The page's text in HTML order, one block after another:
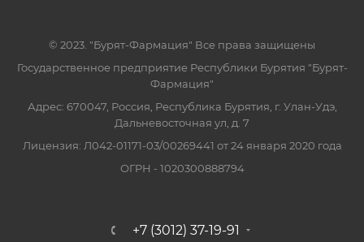
© 2023. "Бурят-Фармация" Все права защищены
Государственное предприятие Республики Бурятия "Бурят-
Фармация"
Адрес: 670047, Россия, Республика Бурятия, г. Улан-Удэ,
Дальневосточная ул, д. 7
Лицензия: Л042-01171-03/00269441 от 24 января 2020 года
ОГРН - 1020300888794
+7 (3012) 37-19-91